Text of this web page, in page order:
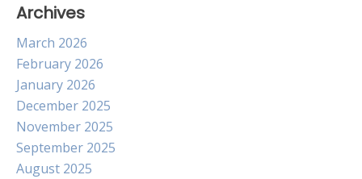
Archives
March 2026
February 2026
January 2026
December 2025
November 2025
September 2025
August 2025